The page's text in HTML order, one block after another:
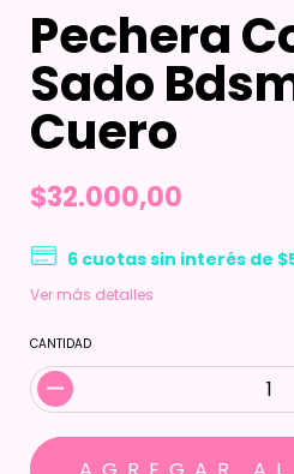
Pechera
Sado
Cuero
$32.000,00
6 cuotas sin interés de
Ver más detalles
CANTIDAD